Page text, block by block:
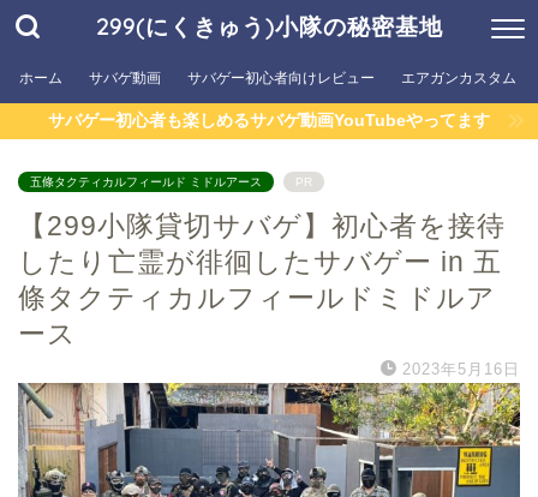
299(にくきゅう)小隊の秘密基地
ホーム サバゲ動画 サバゲー初心者向けレビュー エアガンカスタム
サバゲー初心者も楽しめるサバゲ動画YouTubeやってます
五條タクティカルフィールド ミドルアース PR
【299小隊貸切サバゲ】初心者を接待
したり亡霊が徘徊したサバゲー in 五
條タクティカルフィールドミドルア
ース
2023年5月16日